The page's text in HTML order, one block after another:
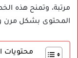
مرتبة، وتمنح هذه
المحتوى بشكل مرن
محتويات